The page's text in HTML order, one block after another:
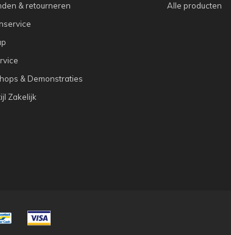
& retourneren
& Demonstraties
Zakelijk
Alle producten